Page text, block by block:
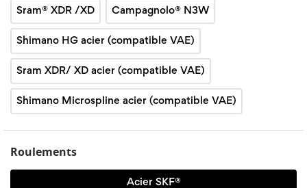
Sram® XDR /XD Campagnolo® N3W
Shimano HG acier (compatible VAE)
Sram XDR/ XD acier (compatible VAE)
Shimano Microspline acier (compatible VAE)
Roulements
Acier SKF®